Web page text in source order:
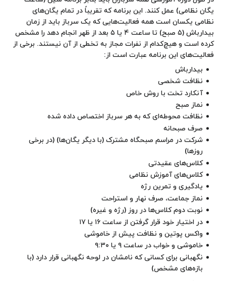
یگان نظامی) عمل کنند. این برنامه که تقریباً در تمام یگان‌های
نظامی یکسان است همه فعالیت‌هایی که یک سرباز باید از زمان
بیدارباش (۵ صبح) تا ساعت ۴ یا ۵ بعد از ظهر انجام دهد را مشخص
کرده است و هیچ‌کدام از نفرات مجاز به تخطی از آن نیستند. برخی از
فعالیت‌های این برنامه عبارت است از:
بیدارباش
نظافت شخصی
آنکارد تخت با روش خاص
نماز صبح
نظافت محوطه‌ای که به هر سرباز اختصاص داده شده
صرف صبحانه
شرکت در مراسم صبحگاه مشترک (با دیگر یگان‌ها) (در برخی
روزها)
کلاس‌های عقیدتی
کلاس‌های آموزش نظامی
یادگیری و تمرین رژه
نماز جماعت، صرف نهار و استراحت
نوبت دوم کلاس‌ها در روز (رژه و غیره)
در اختیار خود قرار گرفتن از ساعت ۱۶ یا ۱۷
واکس پوتین و نظافت پیش از خاموشی
خاموشی و خواب در ساعت ۹ یا ۹:۳۰
نگهبانی برای کسانی که نامشان در لوحه نگهبانی قرار دارد (با
بازه‌های مشخص)